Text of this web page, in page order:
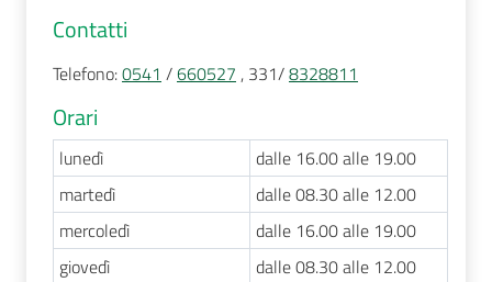
Contatti
Telefono:0541 /660527 , 331/8328811
Orari
lunedì
dalle 16.00 alle 19.00
martedì
dalle 08.30 alle 12.00
mercoledì
dalle 16.00 alle 19.00
giovedì
dalle 08.30 alle 12.00